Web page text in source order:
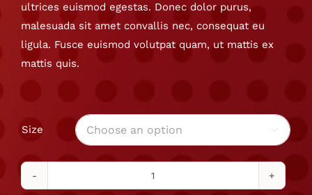
ultrices euismod egestas. Donec dolor purus,
malesuada sit amet convallis nec, consequat eu
ligula. Fusce euismod volutpat quam, ut mattis ex
mattis quis.
Size 